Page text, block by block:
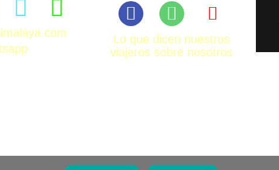
Lo que dicen nuestros
viajeros sobre nosotros